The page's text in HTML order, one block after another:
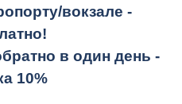
вокзале -
в один день -
10%